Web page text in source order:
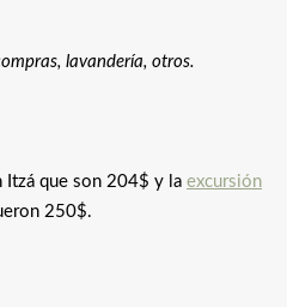
lavandería, otros.
Itzá que son 204$ y la excursión
250$.